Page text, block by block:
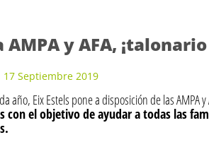
AMPA y AFA,
17 Septiembre 2019
año, Eix Estels pone a disposición de las AMPA
con el objetivo de ayudar a todas las